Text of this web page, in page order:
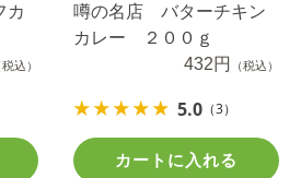
カ
税込）
噂の名店 バターチキン
カレー ２００ｇ
432円
（税込）
5.0 （3）
カートに入れる